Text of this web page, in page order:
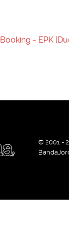
Booking - EPK
© 2001 -